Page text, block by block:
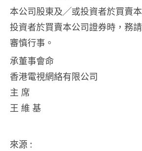
本公司股東及╱或投資者於買賣
投資者於買賣本公司證券時，務
審慎行事。
承董事會命
香港電視網絡有限公司
主 席
王 維 基
來源 :